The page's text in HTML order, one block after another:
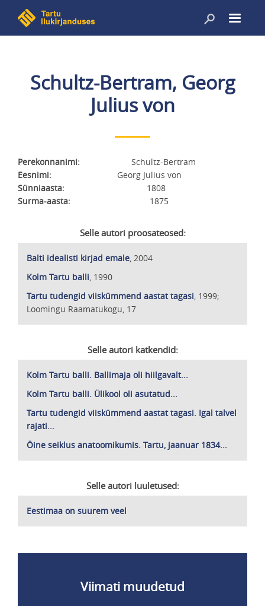
edasi
Schultz-Bertram, Georg
Julius von
Perekonnanimi
Schultz-Bertram
Eesnimi
Georg Julius von
Sünniaasta
1808
Surma-aasta
1875
Selle autori proosateosed:
Balti idealisti kirjad emale, 2004
Kolm Tartu balli, 1990
Tartu tudengid viiskümmend aastat tagasi, 1999;
Loomingu Raamatukogu, 17
Selle autori katkendid:
Kolm Tartu balli. Ballimaja oli hiilgavalt...
Kolm Tartu balli. Ülikool oli asutatud...
Tartu tudengid viiskümmend aastat tagasi. Igal talvel
rajati...
Öine seiklus anatoomikumis. Tartu, jaanuar 1834...
Selle autori luuletused:
Eestimaa on suurem veel
Viimati muudetud